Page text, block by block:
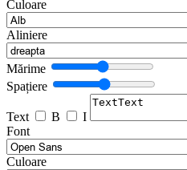
Culoare
Aliniere
Mărime
Spațiere
Text B
I
Font
Culoare